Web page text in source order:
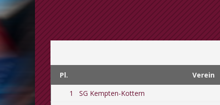
Pl. Verein
1
SG Kempten-Kottern